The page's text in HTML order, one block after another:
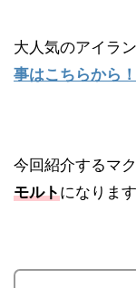
大人気のアイラ
事はこちらから！
今回紹介するマ
モルトになります